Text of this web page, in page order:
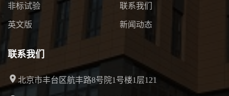
非标试验
英文版
联系我们
新闻动态
联系我们
北京市丰台区航丰路8号院1号楼1层121